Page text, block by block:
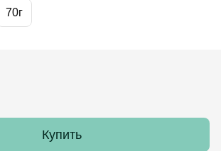
70г
Купить